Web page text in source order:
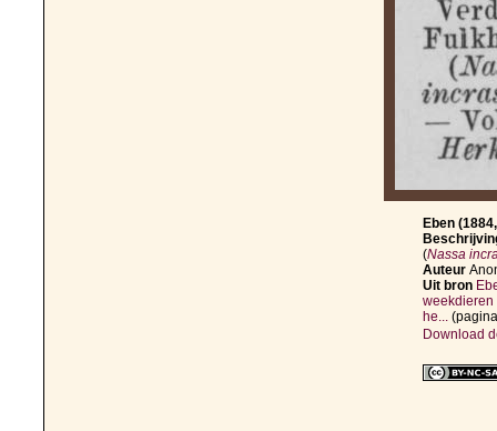
Eben
(Nassa
Auteur
Uit bron
weekdieren
he...
Download